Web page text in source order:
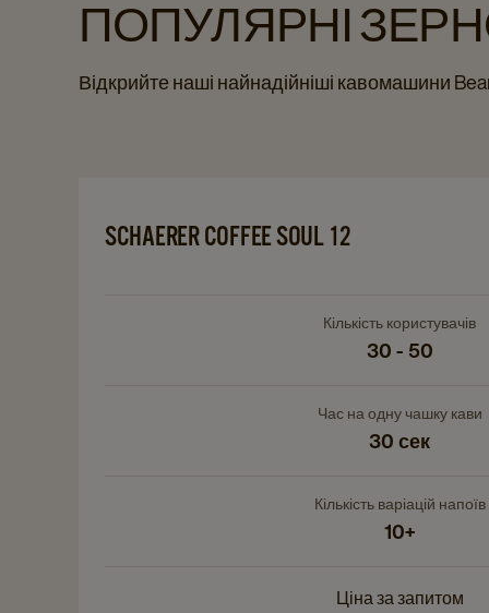
ПОПУЛЯРНІ
Відкрийте наші найнадійніші кавомашини
Schaerer
Navigate
SCHAERER COFFEE SOUL 12
Кількість користувачів
30 - 50
Час на одну чашку кави
30 сек
Кількість варіацій напоїв
10+
Ціна за запитом